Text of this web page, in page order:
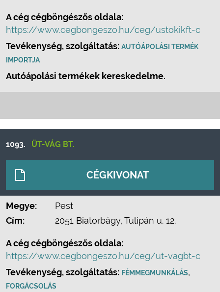
A cég cégböngészős oldala:
https://www.cegbongeszo.hu/ceg/ustokikft-c
Tevékenység, szolgáltatás: AUTÓÁPOLÁSI TERMÉK
IMPORTJA
Autóápolási termékek kereskedelme.
1093. ÜT-VÁG BT.
CÉGKIVONAT
Megye:
Pest
Cím:
2051 Biatorbágy, Tulipán u. 12.
A cég cégböngészős oldala:
https://www.cegbongeszo.hu/ceg/ut-vagbt-c
Tevékenység, szolgáltatás: FÉMMEGMUNKÁLÁS,
FORGÁCSOLÁS